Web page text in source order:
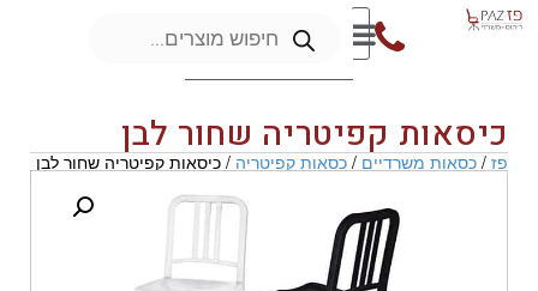
כיסאות קפיטריה שחור לבן
פז/כסאות משרדיים/כסאות קפיטריה/ כיסאות קפיטריה שחור לבן